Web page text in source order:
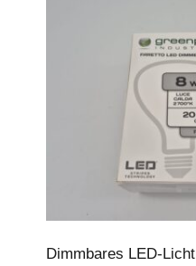
Dimmbares LED-Licht